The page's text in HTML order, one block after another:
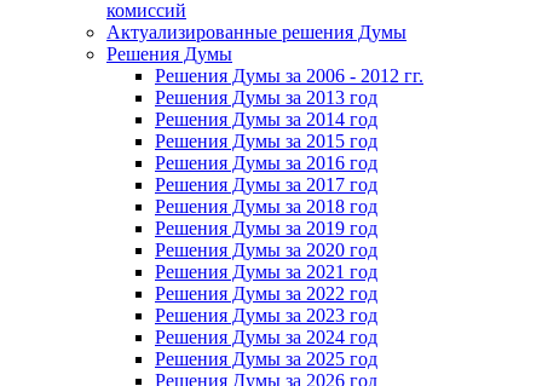
комиссий
Актуализированные решения Думы
Решения Думы
Решения Думы за 2006 - 2012 гг.
Решения Думы за 2013 год
Решения Думы за 2014 год
Решения Думы за 2015 год
Решения Думы за 2016 год
Решения Думы за 2017 год
Решения Думы за 2018 год
Решения Думы за 2019 год
Решения Думы за 2020 год
Решения Думы за 2021 год
Решения Думы за 2022 год
Решения Думы за 2023 год
Решения Думы за 2024 год
Решения Думы за 2025 год
Решения Думы за 2026 год